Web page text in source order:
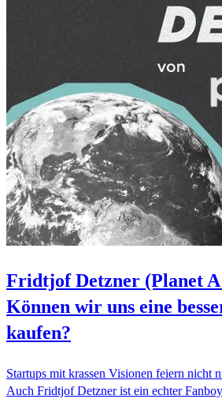
Fridtjof Detzner (Planet A
Können wir uns eine
kaufen?
Startups mit krassen Visionen feiern nicht
Auch Fridtjof Detzner ist ein echter